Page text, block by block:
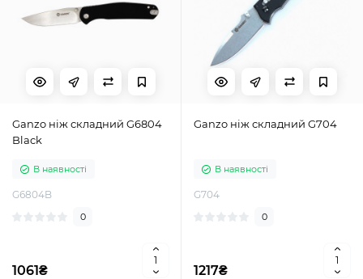
Ganzo ніж складний G6804
Black
В наявності
G6804B
0
1061₴
Ganzo ніж складний G704
В наявності
G704
0
1217₴